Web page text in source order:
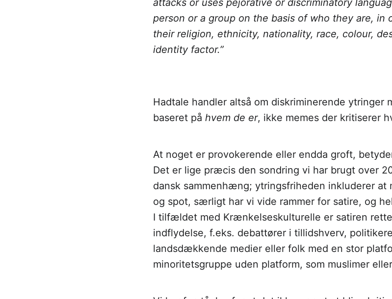
attacks or uses pejorative or discriminatory
person or a group on the basis of who they are, in
their religion, ethnicity, nationality, race, colour,
identity factor.”
Hadtale handler altså om diskriminerende ytringer
baseret på hvem de er, ikke memes der kritiserer
At noget er provokerende eller endda groft,
Det er lige præcis den sondring vi har brugt over
dansk sammenhæng; ytringsfriheden inkluderer at
og spot, særligt har vi vide rammer for satire, og
I tilfældet med Krænkelseskulturelle er satiren
indflydelse, f.eks. debattører i tillidshverv,
landsdækkende medier eller folk med en stor
minoritetsgruppe uden platform, som muslimer